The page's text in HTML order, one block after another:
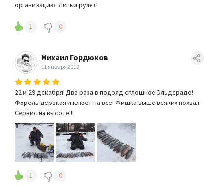
организацию. Липки рулят!
1 0
Михаил Гордюков
11 января 2019
22 и 29 декабря! Два раза в подряд сплошное Эльдорадо!
Форель дерзкая и клюет на все! Фишка выше всяких похвал.
Сервис на высоте!!!
1 0